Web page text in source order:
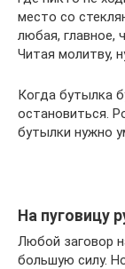
место со
любая, главное,
Читая молитву,
Когда бутылка
остановиться.
бутылки нужно
На пуговицу
Любой заговор
большую силу.